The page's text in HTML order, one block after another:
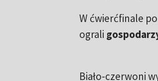
W ćwierćfinale
ograli
Biało-czerwoni